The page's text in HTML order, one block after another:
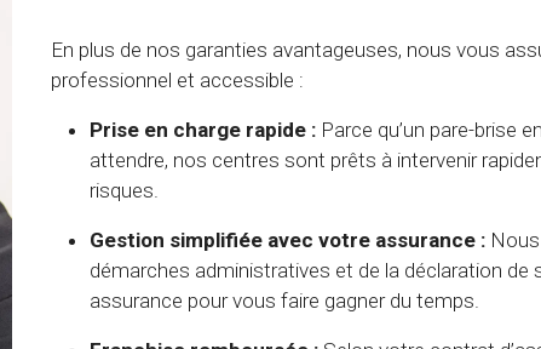
En plus de nos garanties avantageuses, nous vous
professionnel et accessible :
Prise en charge rapide : Parce qu’un pare-brise
attendre, nos centres sont prêts à intervenir
risques.
Gestion simplifiée avec votre assurance :
démarches administratives et de la déclaration de
assurance pour vous faire gagner du temps.